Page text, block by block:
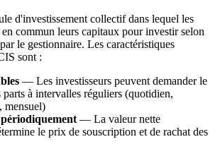
d'investissement collectif dans lequel les
commun leurs capitaux pour investir selon
le gestionnaire. Les caractéristiques
sont :
— Les investisseurs peuvent demander le
parts à intervalles réguliers (quotidien,
mensuel)
— La valeur nette
le prix de souscription et de rachat des